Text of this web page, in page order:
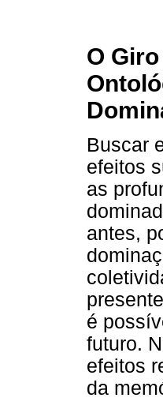
O
Buscar
efeitos
as
antes,
é
futuro.
efeitos
da